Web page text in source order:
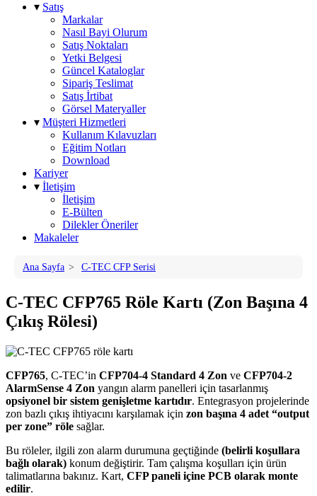
▾ Satış
Markalar
Nasıl Bayi Olurum
Satış Noktaları
Yetki Belgesi
Güncel Kataloglar
Sipariş Teslimat
Satış İrtibat
Görsel Materyaller
▾ Müşteri Hizmetleri
Kullanım Kılavuzları
Eğitim Notları
Download
Kariyer
▾ İletişim
İletişim
E-Bülten
Dilekler Öneriler
Makaleler
Ana Sayfa > C-TEC CFP Serisi
C-TEC CFP765 Röle Kartı (Zon Başına 4
Çıkış Rölesi)
CFP765, C-TEC’in CFP704-4 Standard 4 Zon ve CFP704-2
AlarmSense 4 Zon yangın alarm panelleri için tasarlanmış
opsiyonel bir sistem genişletme kartıdır. Entegrasyon projelerinde
zon bazlı çıkış ihtiyacını karşılamak için zon başına 4 adet “output
per zone” röle sağlar.
Bu röleler, ilgili zon alarm durumuna geçtiğinde (belirli koşullara
bağlı olarak) konum değiştirir. Tam çalışma koşulları için ürün
talimatlarına bakınız. Kart, CFP paneli içine PCB olarak monte
edilir.